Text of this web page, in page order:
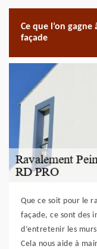
Ce que l’on
façade
Que ce soit pour le
façade, ce sont des
d’entretenir les
Cela nous aide à